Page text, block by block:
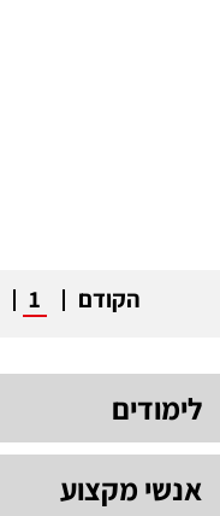
הקודם 1
לימודים
אנשי מקצוע